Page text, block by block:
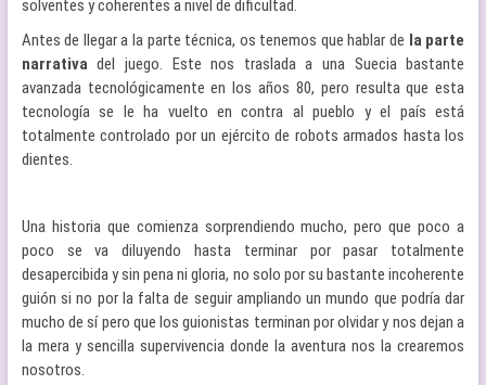
solventes y coherentes a nivel de dificultad.
Antes de llegar a la parte técnica, os tenemos que hablar de la parte
narrativadel juego. Este nos traslada a una Suecia bastante
avanzada tecnológicamente en los años 80, pero resulta que esta
tecnología se le ha vuelto en contra al pueblo y el país está
totalmente controlado por un ejército de robots armados hasta los
dientes.
Una historia que comienza sorprendiendo mucho, pero que poco a
poco se va diluyendo hasta terminar por pasar totalmente
desapercibida y sin pena ni gloria, no solo por su bastante incoherente
guión si no por la falta de seguir ampliando un mundo que podría dar
mucho de sí pero que los guionistas terminan por olvidar y nos dejan a
la mera y sencilla supervivencia donde la aventura nos la crearemos
nosotros.